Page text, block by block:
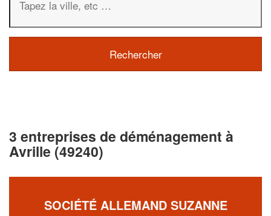
3 entreprises de déménagement à
Avrille (49240)
SOCIÉTÉ ALLEMAND SUZANNE